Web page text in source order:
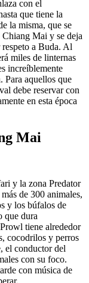
con el
que tiene la
la misma, que se
Chiang Mai y se deja
respeto a Buda. Al
miles de linternas
increíblemente
Para aquellos que
debe reservar con
en esta época
Mai
y la zona Predator
de 300 animales,
y los búfalos de
que dura
tiene alrededor
cocodrilos y perros
el conductor del
con su foco.
con música de